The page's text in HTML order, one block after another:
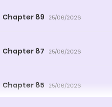
Chapter 89 25/06/2026
Chapter 87 25/06/2026
Chapter 85 25/06/2026